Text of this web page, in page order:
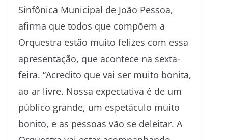
Sinfônica Municipal de João Pessoa,
afirma que todos que compõem a
Orquestra estão muito felizes com essa
apresentação, que acontece na sexta-
feira. “Acredito que vai ser muito bonita,
ao ar livre. Nossa expectativa é de um
público grande, um espetáculo muito
bonito, e as pessoas vão se deleitar. A